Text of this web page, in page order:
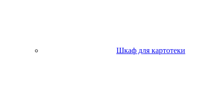
Шкаф для картотеки